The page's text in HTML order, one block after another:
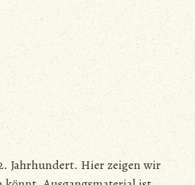
Jahrhundert. Hier zeigen wir